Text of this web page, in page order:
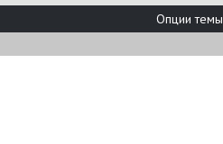
Опции темы